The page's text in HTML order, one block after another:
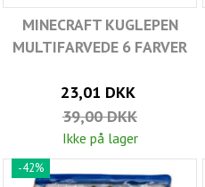
MINECRAFT KUGLEPEN
MULTIFARVEDE 6 FARVER
23,01 DKK
39,00 DKK
Ikke på lager
-42%